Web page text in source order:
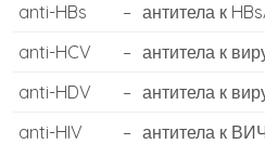
anti-HBs
– антитела к
anti-HCV
– антитела к
anti-HDV
– антитела к
anti-HIV
– антитела к